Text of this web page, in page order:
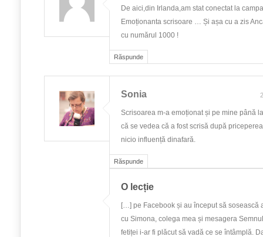
Răspunde
De aici,din Irlanda,am stat conectat la
Emoționanta scrisoare … Și așa cu a zis
cu numărul 1000 !
Răspunde
Sonia
Scrisoarea m-a emoționat și pe mine până
că se vedea că a fost scrisă după
nicio influență dinafară.
O lecție
[…] pe Facebook și au început să sosească
cu Simona, colega mea și mesagera
fetiței i-ar fi plăcut să vadă ce se întâmplă.